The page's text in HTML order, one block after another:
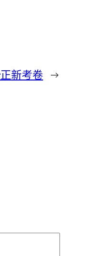
新考卷 →